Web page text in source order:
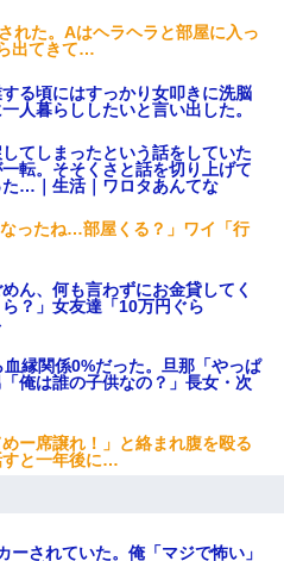
れた。Aはヘラヘラと部屋に入っ
出てきて…
る頃にはすっかり女叩きに洗脳
人暮らししたいと言い出した。
てしまったという話をしていた
転。そそくさと話を切り上げて
た…｜生活｜ワロタあんてな
ったね…部屋くる？」ワイ「行
ん、何も言わずにお金貸してく
？」女友達「10万円ぐら
縁関係0%だった。旦那「やっぱ
俺は誰の子供なの？」長女・次
ー席譲れ！」と絡まれ腹を殴る
すと一年後に…
されていた。俺「マジで怖い」